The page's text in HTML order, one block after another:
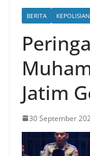
BERITA KEPOLISIAN
Jatim
30 September